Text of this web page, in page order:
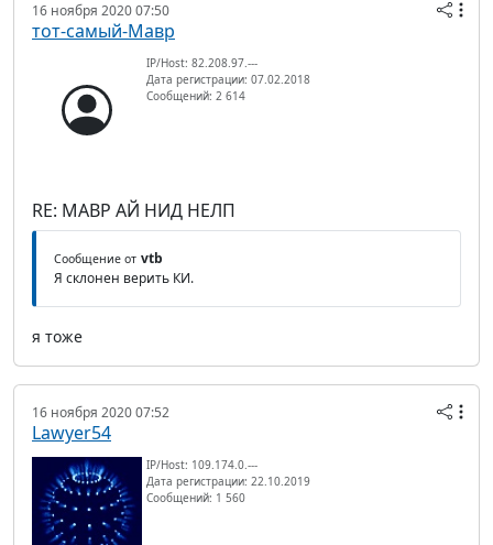
16 ноября 2020 07:50
тот-самый-Мавр
IP/Host: 82.208.97.---
Дата регистрации: 07.02.2018
Сообщений: 2 614
RE: МАВР АЙ НИД НЕЛП
Сообщение от vtb
Я склонен верить КИ.
я тоже
16 ноября 2020 07:52
Lawyer54
IP/Host: 109.174.0.---
Дата регистрации: 22.10.2019
Сообщений: 1 560